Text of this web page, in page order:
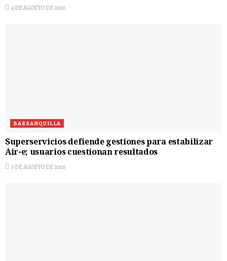
4 DE AGOSTO DE 2026
BARRANQUILLA
Superservicios defiende gestiones para estabilizar
Air-e; usuarios cuestionan resultados
3 DE AGOSTO DE 2026